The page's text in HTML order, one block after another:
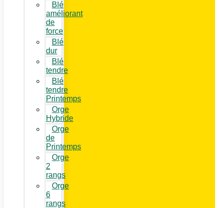
Blé
améliorant
de
force
Blé
dur
Blé
tendre
Blé
tendre
Printemps
Orge
Hybride
Orge
de
Printemps
Orge
2
rangs
Orge
6
rangs